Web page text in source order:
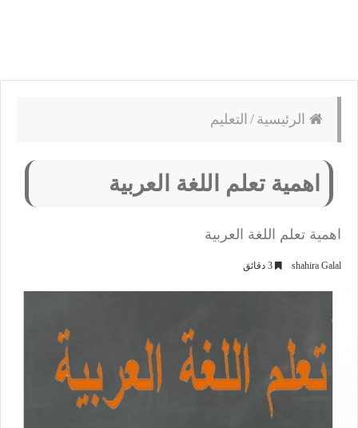
الرئيسية / التعليم
اهمية تعلم اللغة العربية
اهمية تعلم اللغة العربية
shahira Galal